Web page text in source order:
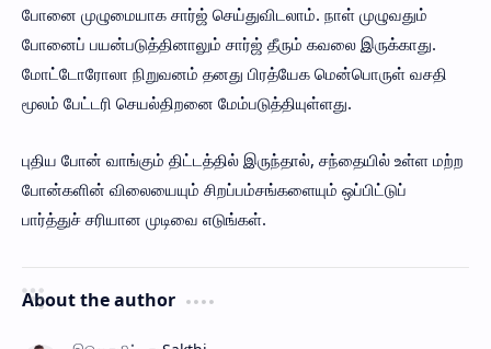
போனை முழுமையாக சார்ஜ் செய்துவிடலாம். நாள் முழுவதும்
போனைப் பயன்படுத்தினாலும் சார்ஜ் தீரும் கவலை இருக்காது.
மோட்டோரோலா நிறுவனம் தனது பிரத்யேக மென்பொருள் வசதி
மூலம் பேட்டரி செயல்திறனை மேம்படுத்தியுள்ளது.
புதிய போன் வாங்கும் திட்டத்தில் இருந்தால், சந்தையில் உள்ள மற்ற
போன்களின் விலையையும் சிறப்பம்சங்களையும் ஒப்பிட்டுப்
பார்த்துச் சரியான முடிவை எடுங்கள்.
About the author